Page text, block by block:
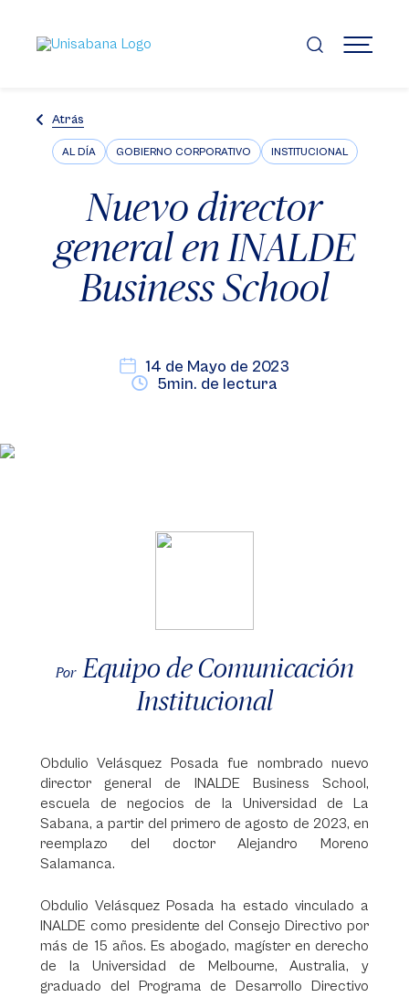
contenido
principal
MENÚ
Atrás
AL DÍA GOBIERNO CORPORATIVO INSTITUCIONAL
Nuevo director
general en INALDE
Business School
14 de Mayo de 2023
5min. de lectura
Por Equipo de Comunicación
Institucional
Obdulio Velásquez Posada fue nombrado nuevo
director general de INALDE Business School,
escuela de negocios de la Universidad de La
Sabana, a partir del primero de agosto de 2023, en
reemplazo del doctor Alejandro Moreno
Salamanca.
Obdulio Velásquez Posada ha estado vinculado a
INALDE como presidente del Consejo Directivo por
más de 15 años. Es abogado, magíster en derecho
de la Universidad de Melbourne, Australia, y
graduado del Programa de Desarrollo Directivo